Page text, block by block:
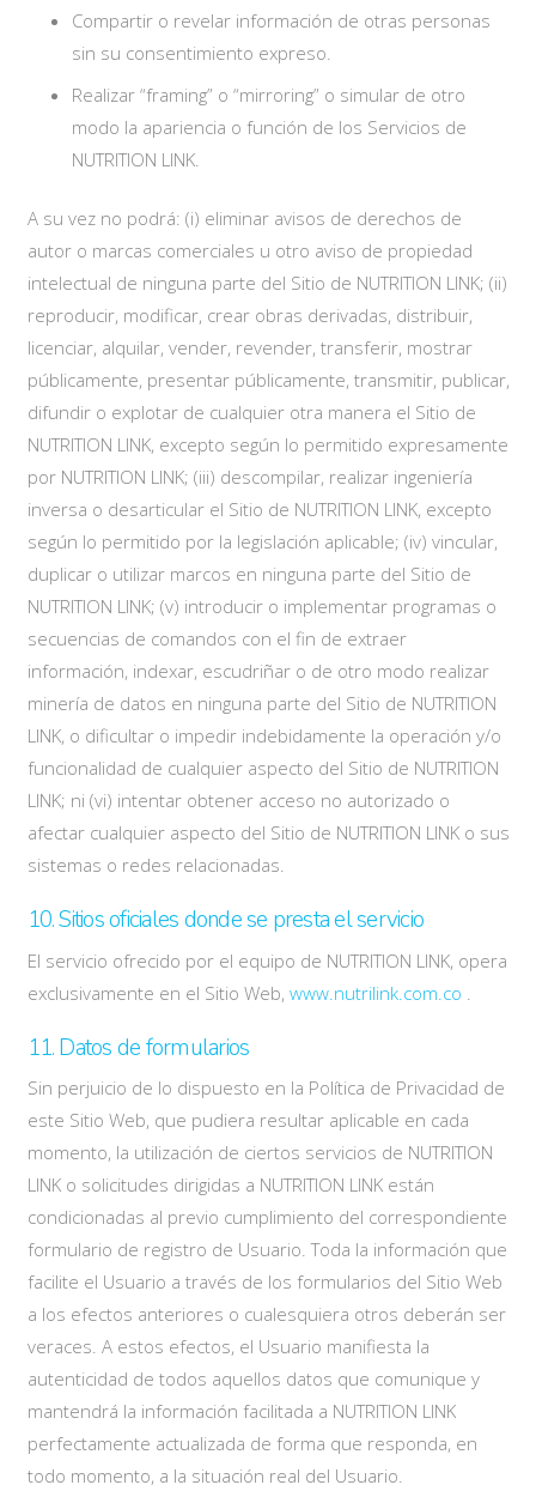
Compartir o revelar información de otras personas
sin su consentimiento expreso.
Realizar “framing” o “mirroring” o simular de otro
modo la apariencia o función de los Servicios de
NUTRITION LINK.
A su vez no podrá: (i) eliminar avisos de derechos de
autor o marcas comerciales u otro aviso de propiedad
intelectual de ninguna parte del Sitio de NUTRITION LINK; (ii)
reproducir, modificar, crear obras derivadas, distribuir,
licenciar, alquilar, vender, revender, transferir, mostrar
públicamente, presentar públicamente, transmitir, publicar,
difundir o explotar de cualquier otra manera el Sitio de
NUTRITION LINK, excepto según lo permitido expresamente
por NUTRITION LINK; (iii) descompilar, realizar ingeniería
inversa o desarticular el Sitio de NUTRITION LINK, excepto
según lo permitido por la legislación aplicable; (iv) vincular,
duplicar o utilizar marcos en ninguna parte del Sitio de
NUTRITION LINK; (v) introducir o implementar programas o
secuencias de comandos con el fin de extraer
información, indexar, escudriñar o de otro modo realizar
minería de datos en ninguna parte del Sitio de NUTRITION
LINK, o dificultar o impedir indebidamente la operación y/o
funcionalidad de cualquier aspecto del Sitio de NUTRITION
LINK; ni (vi) intentar obtener acceso no autorizado o
afectar cualquier aspecto del Sitio de NUTRITION LINK o sus
sistemas o redes relacionadas.
10. Sitios oficiales donde se presta el servicio
El servicio ofrecido por el equipo de NUTRITION LINK, opera
exclusivamente en el Sitio Web, www.nutrilink.com.co
11. Datos de formularios
Sin perjuicio de lo dispuesto en la Política de Privacidad de
este Sitio Web, que pudiera resultar aplicable en cada
momento, la utilización de ciertos servicios de NUTRITION
LINK o solicitudes dirigidas a NUTRITION LINK están
condicionadas al previo cumplimiento del correspondiente
formulario de registro de Usuario. Toda la información que
facilite el Usuario a través de los formularios del Sitio Web
a los efectos anteriores o cualesquiera otros deberán ser
veraces. A estos efectos, el Usuario manifiesta la
autenticidad de todos aquellos datos que comunique y
mantendrá la información facilitada a NUTRITION LINK
perfectamente actualizada de forma que responda, en
todo momento, a la situación real del Usuario.